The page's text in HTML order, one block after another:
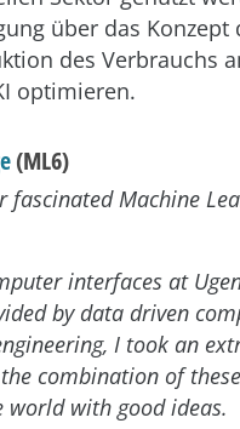
über das Konzept
des Verbrauchs
optimieren.
(ML6)
fascinated Machine
interfaces at
by data driven
I took an
combination of
world with good ideas.